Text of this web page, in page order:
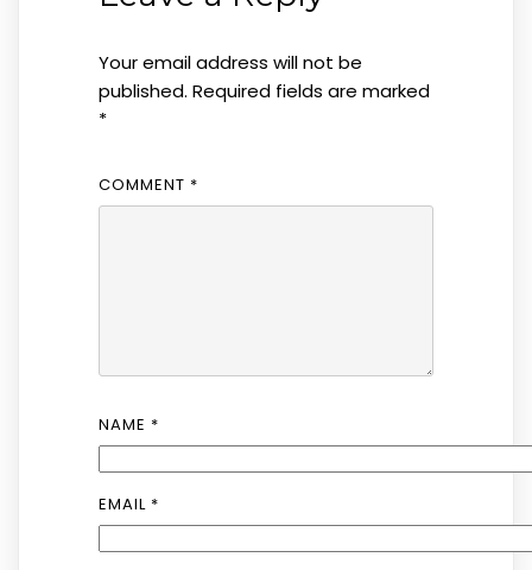
Your email address will not be
published. Required fields are marked
*
COMMENT *
NAME *
EMAIL *